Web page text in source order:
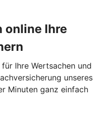
online Ihre
Ihre Wertsachen und
unseres
Minuten ganz einfach